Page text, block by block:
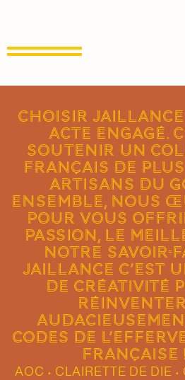
Choisir
acte engagé.
soutenir un
français de plus
artisans du
Ensemble, nous
pour vous
passion, le
notre savoir-
Jaillance c’est
de créativité
codes de
française !
AOC • CLAIRETTE DE DIE •